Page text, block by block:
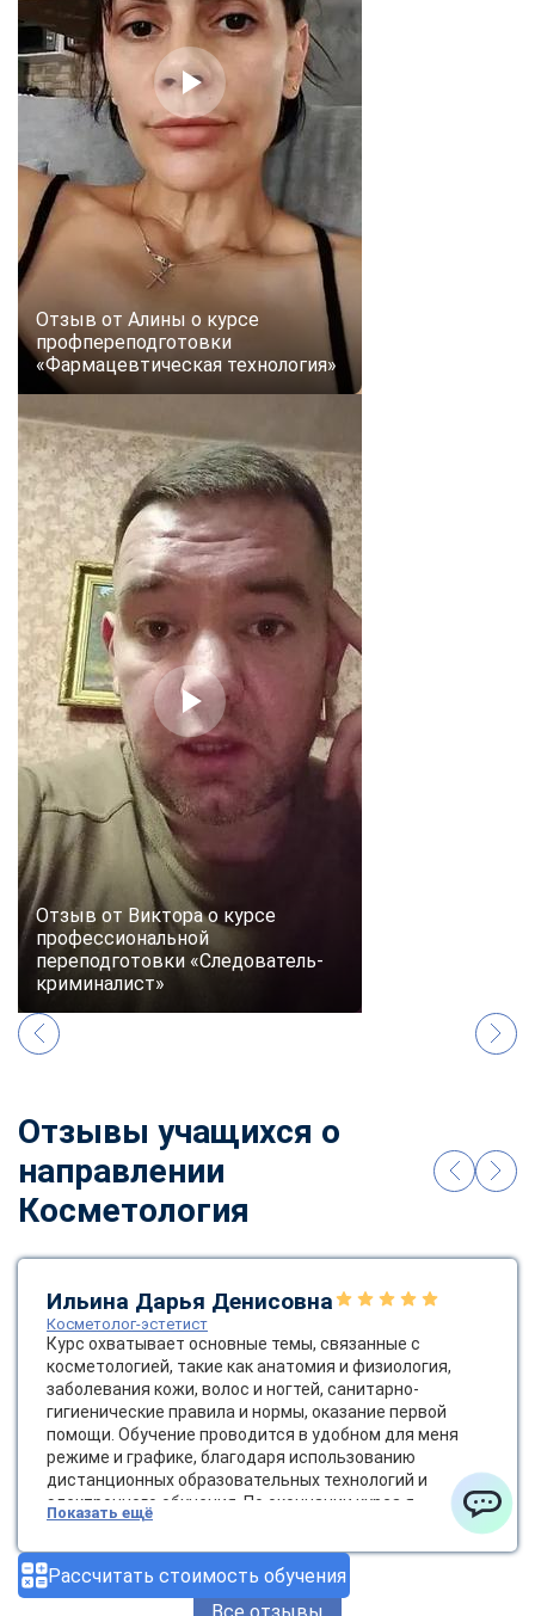
Рассчитать стоимость обучения
Отзыв от Алины о курсе
профпереподготовки
«Фармацевтическая технология»
Отзыв от Виктора о курсе
профессиональной
переподготовки «Следователь-
криминалист»
Отзывы учащихся о
направлении
Косметология
Ильина Дарья Денисовна
Косметолог-эстетист
Курс охватывает основные темы, связанные с
косметологией, такие как анатомия и физиология,
заболевания кожи, волос и ногтей, санитарно-
гигиенические правила и нормы, оказание первой
помощи. Обучение проводится в удобном для меня
режиме и графике, благодаря использованию
дистанционных образовательных технологий и
электронного обучения. По окончании курса я
получила диплом государственного образца, который
позволяет мне работать косметологом-эстетистом.
Это открывает новые возможности для карьерного
роста и развития в сфере красоты и здоровья.
Показать ещё
ChatApp
online
Мессенджеры
Свяжитесь с нами через любой удобный мессенджер!
Telegram WhatsApp
Vkontakte EMail